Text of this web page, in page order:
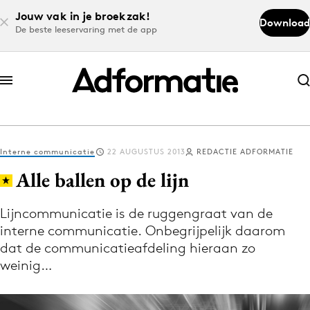
Jouw vak in je broekzak!
De beste leeservaring met de app
Download
Abonneer nu
Abonneer nu
Log in
Download de app
Volg het laatste nieuws via de Adformatie
Nieuws app
Interne communicatie 22 AUGUSTUS 2013 REDACTIE ADFORMATIE
Alle ballen op de lijn
Lijncommunicatie is de ruggengraat van de
interne communicatie. Onbegrijpelijk daarom
dat de communicatieafdeling hieraan zo
weinig…